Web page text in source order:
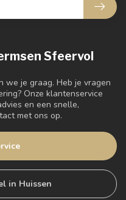
Sfeervol
we je graag. Heb je vragen
Onze klantenservice
en een snelle,
met ons op.
in Huissen